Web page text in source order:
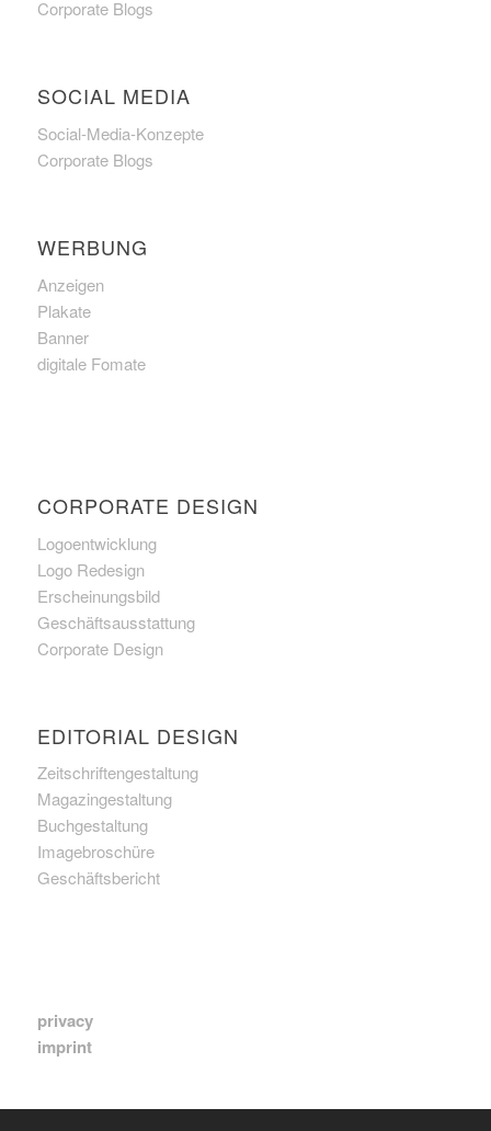
Corporate Blogs
SOCIAL MEDIA
Social-Media-Konzepte
Corporate Blogs
WERBUNG
Anzeigen
Plakate
Banner
digitale Fomate
CORPORATE DESIGN
Logoentwicklung
Logo Redesign
Erscheinungsbild
Geschäftsausstattung
Corporate Design
EDITORIAL DESIGN
Zeitschriftengestaltung
Magazingestaltung
Buchgestaltung
Imagebroschüre
Geschäftsbericht
privacy
imprint